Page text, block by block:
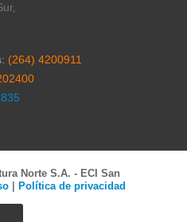
(264) 4200911
Norte S.A. - ECI San
Política de privacidad